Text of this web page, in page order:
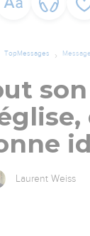
TopMessages
Laurent Weiss